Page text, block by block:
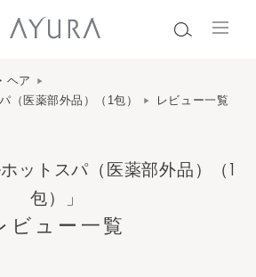
ヘア
（医薬部外品）（1包）
レビュー一覧
ットスパ（医薬部外品）（1
包）」
ビュー一覧